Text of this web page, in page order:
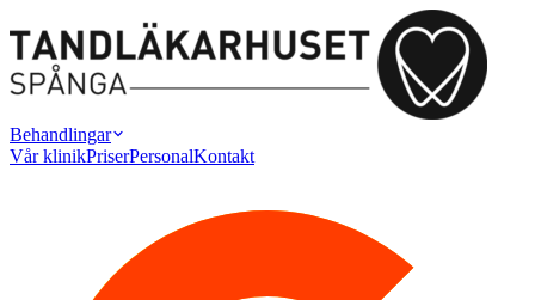
Behandlingar
Vår klinikPriserPersonalKontakt